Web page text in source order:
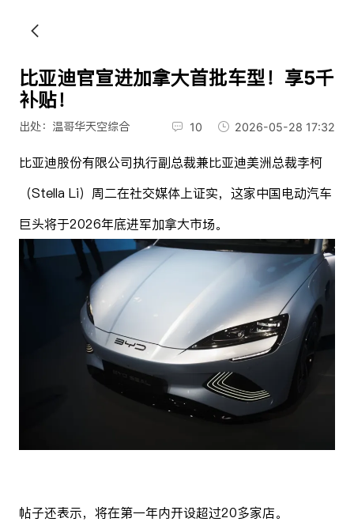
比亚迪官宣进加拿大首批车型！享5千
补贴！
出处：温哥华天空综合 10 2026-05-28 17:32
比亚迪股份有限公司执行副总裁兼比亚迪美洲总裁李柯
（Stella Li） 周二在社交媒体上证实，这家中国电动汽车
巨头将于2026年底进军加拿大市场。
帖子还表示，将在第一年内开设超过20多家店。